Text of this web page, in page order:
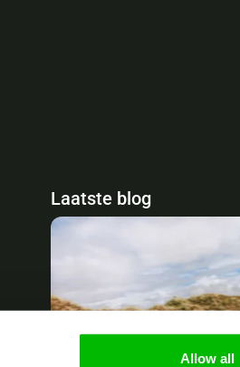
Allow all
Laatste blog